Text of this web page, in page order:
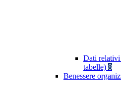
Dati relativi
tabelle) 8
Benessere